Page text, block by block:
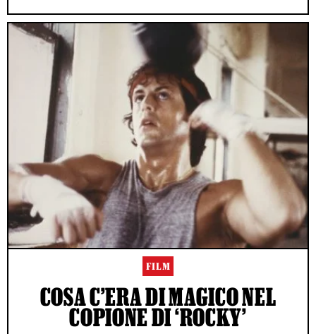
FILM
COSA C’ERA DI MAGICO NEL
COPIONE DI ‘ROCKY’